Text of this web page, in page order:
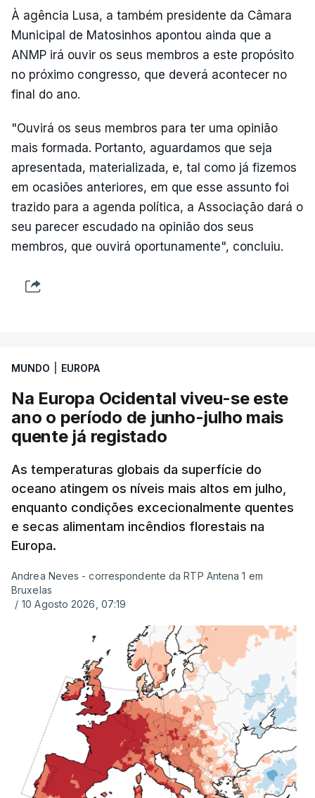
À agência Lusa, a também presidente da Câmara
Municipal de Matosinhos apontou ainda que a
ANMP irá ouvir os seus membros a este propósito
no próximo congresso, que deverá acontecer no
final do ano.
"Ouvirá os seus membros para ter uma opinião
mais formada. Portanto, aguardamos que seja
apresentada, materializada, e, tal como já fizemos
em ocasiões anteriores, em que esse assunto foi
trazido para a agenda política, a Associação dará o
seu parecer escudado na opinião dos seus
membros, que ouvirá oportunamente", concluiu.
MUNDO EUROPA
Na Europa Ocidental viveu-se este
ano o período de junho-julho mais
quente já registado
As temperaturas globais da superfície do
oceano atingem os níveis mais altos em julho,
enquanto condições excecionalmente quentes
e secas alimentam incêndios florestais na
Europa.
Andrea Neves - correspondente da RTP Antena 1 em
Bruxelas
/ 10 Agosto 2026, 07:19